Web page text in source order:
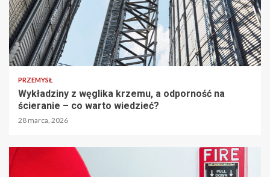
PRZEMYSŁ
Wykładziny z węglika krzemu, a odporność na
ścieranie – co warto wiedzieć?
28 marca, 2026